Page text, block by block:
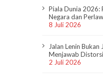
Piala Dunia 2026:
Negara dan
8 Juli 2026
Jalan Lenin
Menjawab
2 Juli 2026